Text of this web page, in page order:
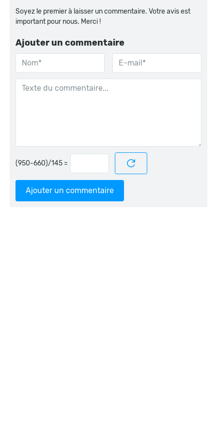
Soyez le premier à laisser un commentaire. Votre avis est
important pour nous. Merci !
Ajouter un commentaire
=
Ajouter un commentaire